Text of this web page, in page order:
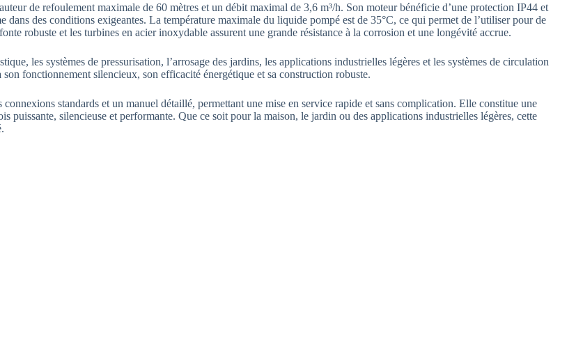
de refoulement maximale de 60 mètres et un débit maximal de 3,6 m³/h. Son moteur bénéficie d’une protection IP44 et
dans des conditions exigeantes. La température maximale du liquide pompé est de 35°C, ce qui permet de l’utiliser pour de
robuste et les turbines en acier inoxydable assurent une grande résistance à la corrosion et une longévité accrue.
les systèmes de pressurisation, l’arrosage des jardins, les applications industrielles légères et les systèmes de circulation
fonctionnement silencieux, son efficacité énergétique et sa construction robuste.
standards et un manuel détaillé, permettant une mise en service rapide et sans complication. Elle constitue une
puissante, silencieuse et performante. Que ce soit pour la maison, le jardin ou des applications industrielles légères, cette